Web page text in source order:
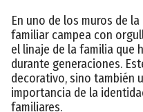
En uno de los muros de
familiar campea con
el linaje de la familia que
durante generaciones.
decorativo, sino también
importancia de la
familiares.